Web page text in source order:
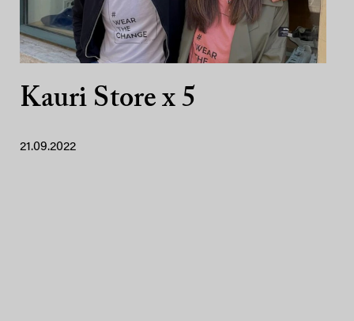
Kauri Store x 5
21.09.2022